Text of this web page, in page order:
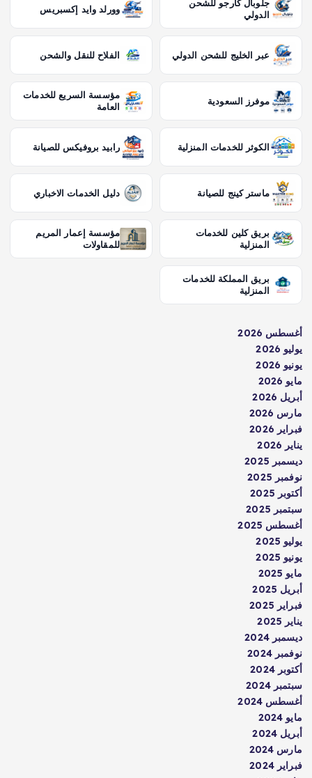
جلوبال كارجو للشحن
الدولي
وورلد وايد إكسبريس
عبر الخليج للشحن الدولي الفلاح للنقل والشحن
موفرز السعودية
مؤسسة السريع للخدمات
العامة
الكوثر للخدمات المنزلية رابيد بروفيكس للصيانة
ماستر كينج للصيانة دليل الخدمات الاخباري
بريق كلين للخدمات
المنزلية
مؤسسة إعمار المريم
للمقاولات
بريق المملكة للخدمات
المنزلية
أغسطس 2026
يوليو 2026
يونيو 2026
مايو 2026
أبريل 2026
مارس 2026
فبراير 2026
يناير 2026
ديسمبر 2025
نوفمبر 2025
أكتوبر 2025
سبتمبر 2025
أغسطس 2025
يوليو 2025
يونيو 2025
مايو 2025
أبريل 2025
فبراير 2025
يناير 2025
ديسمبر 2024
نوفمبر 2024
أكتوبر 2024
سبتمبر 2024
أغسطس 2024
مايو 2024
أبريل 2024
مارس 2024
فبراير 2024